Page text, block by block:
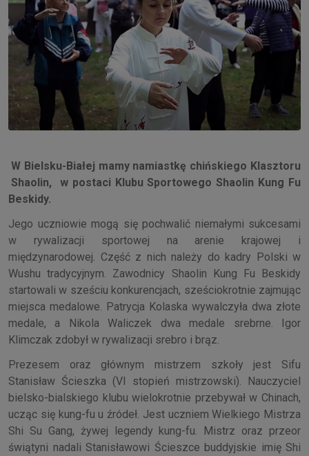
W Bielsku-Białej mamy namiastkę chińskiego Klasztoru
Shaolin, w postaci Klubu Sportowego Shaolin Kung Fu
Beskidy.
Jego uczniowie mogą się pochwalić niemałymi sukcesami
w rywalizacji sportowej na arenie krajowej i
międzynarodowej. Część z nich należy do kadry Polski w
Wushu tradycyjnym. Zawodnicy Shaolin Kung Fu Beskidy
startowali w sześciu konkurencjach, sześciokrotnie zajmując
miejsca medalowe. Patrycja Kolaska wywalczyła dwa złote
medale, a Nikola Waliczek dwa medale srebrne. Igor
Klimczak zdobył w rywalizacji srebro i brąz.
Prezesem oraz głównym mistrzem szkoły jest Sifu
Stanisław Ścieszka (VI stopień mistrzowski). Nauczyciel
bielsko-bialskiego klubu wielokrotnie przebywał w Chinach,
ucząc się kung-fu u źródeł. Jest uczniem Wielkiego Mistrza
Shi Su Gang, żywej legendy kung-fu. Mistrz oraz przeor
świątyni nadali Stanisławowi Ścieszce buddyjskie imię Shi